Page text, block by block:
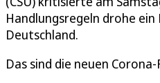
Handlungsregeln drohe ein
Deutschland.
Das sind die neuen Corona-